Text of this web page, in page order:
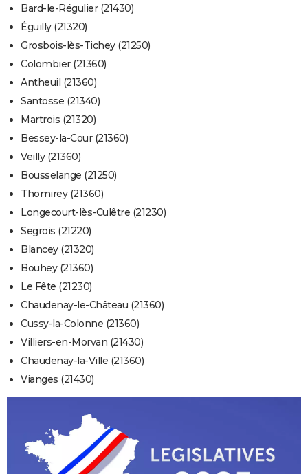
Bard-le-Régulier (21430)
Éguilly (21320)
Grosbois-lès-Tichey (21250)
Colombier (21360)
Antheuil (21360)
Santosse (21340)
Martrois (21320)
Bessey-la-Cour (21360)
Veilly (21360)
Bousselange (21250)
Thomirey (21360)
Longecourt-lès-Culêtre (21230)
Segrois (21220)
Blancey (21320)
Bouhey (21360)
Le Fête (21230)
Chaudenay-le-Château (21360)
Cussy-la-Colonne (21360)
Villiers-en-Morvan (21430)
Chaudenay-la-Ville (21360)
Vianges (21430)